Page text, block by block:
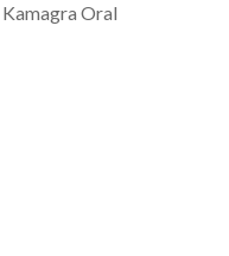
Kamagra Oral